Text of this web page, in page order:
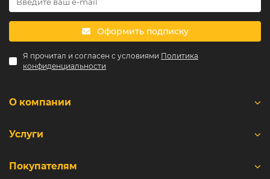
Оформить подписку
Я прочитал и согласен с условиями Политика
конфиденциальности
О компании
Услуги
Покупателям